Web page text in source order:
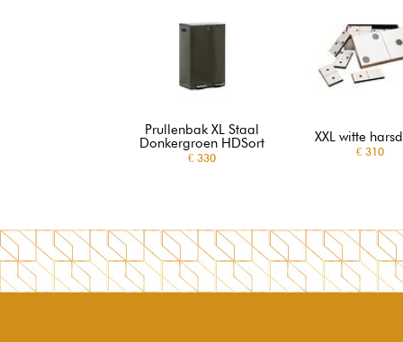
Prullenbak XL Staal
Donkergroen HDSort
€ 330
XXL witte
€ 310